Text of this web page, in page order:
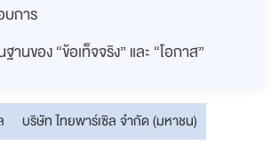
การ
นของ “ข้อเท็จจริง” และ “โอกาส”
บริษัท ไทยพาร์เซิล จำกัด (มหาชน)